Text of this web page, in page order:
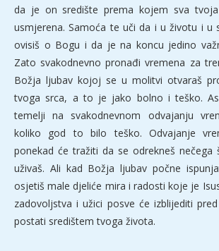
da je on središte prema kojem sva
usmjerena. Samoća te uči da i u životu i u
ovisiš o Bogu i da je na koncu jedino
Zato svakodnevno pronađi vremena za
Božja ljubav kojoj se u molitvi otvaraš
tvoga srca, a to je jako bolno i teško.
temelji na svakodnevnom odvajanju
koliko god to bilo teško. Odvajanje
ponekad će tražiti da se odrekneš
uživaš. Ali kad Božja ljubav počne
osjetiš male djeliće mira i radosti koje je
zadovoljstva i užici posve će izblijediti
postati središtem tvoga života.